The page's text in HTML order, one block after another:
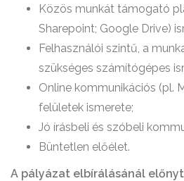
Közös munkát támogató
Sharepoint; Google Drive)
Felhasználói szintű, a
szükséges számítógépes
Online kommunikációs (pl.
felületek ismerete;
Jó írásbeli és szóbeli
Büntetlen előélet.
A pályázat elbírálásánál